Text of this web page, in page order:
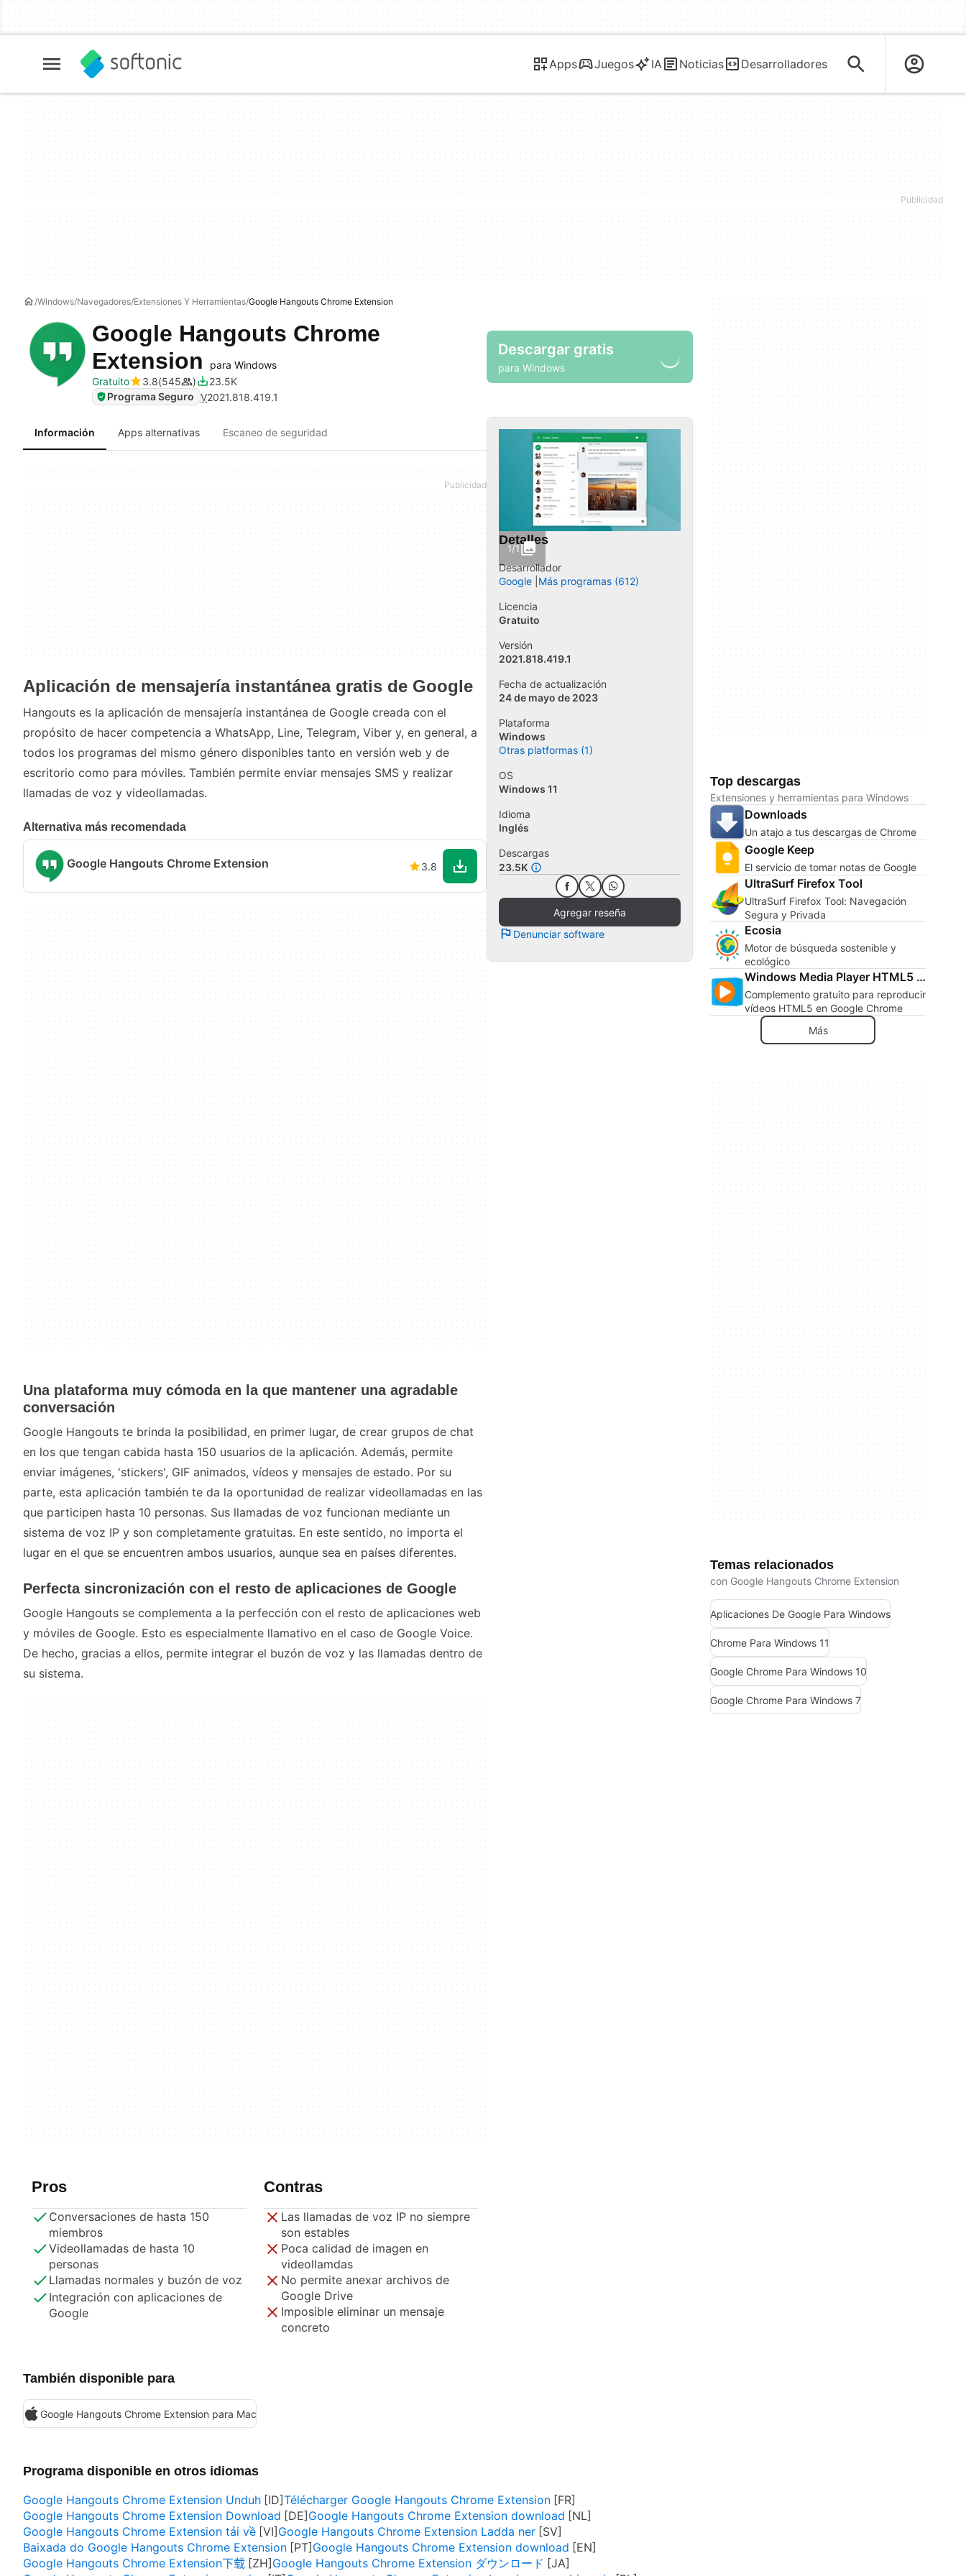
Apps Juegos IA Noticias Desarrolladores
Windows Navegadores Extensiones Y Herramientas Google Hangouts Chrome Extension
Google Hangouts Chrome
Extension
para Windows
Gratuito
3.8 545
23.5K
Programa Seguro V2021.818.419.1
Descargar gratis
para Windows
Información Apps alternativas Escaneo de seguridad
Aplicación de mensajería instantánea gratis de Google
Hangouts es la aplicación de mensajería instantánea de Google creada con el
propósito de hacer competencia a WhatsApp, Line, Telegram, Viber y, en general, a
todos los programas del mismo género disponibles tanto en versión web y de
escritorio como para móviles. También permite enviar mensajes SMS y realizar
llamadas de voz y videollamadas.
Alternativa más recomendada
Google Hangouts Chrome Extension 3.8
Una plataforma muy cómoda en la que mantener una agradable
conversación
Google Hangouts te brinda la posibilidad, en primer lugar, de crear grupos de chat
en los que tengan cabida hasta 150 usuarios de la aplicación. Además, permite
enviar imágenes, 'stickers', GIF animados, vídeos y mensajes de estado. Por su
parte, esta aplicación también te da la oportunidad de realizar videollamadas en las
que participen hasta 10 personas. Sus llamadas de voz funcionan mediante un
sistema de voz IP y son completamente gratuitas. En este sentido, no importa el
lugar en el que se encuentren ambos usuarios, aunque sea en países diferentes.
Perfecta sincronización con el resto de aplicaciones de Google
Google Hangouts se complementa a la perfección con el resto de aplicaciones web
y móviles de Google. Esto es especialmente llamativo en el caso de Google Voice.
De hecho, gracias a ellos, permite integrar el buzón de voz y las llamadas dentro de
su sistema.
Pros
Conversaciones de hasta 150
miembros
Videollamadas de hasta 10
personas
Llamadas normales y buzón de voz
Integración con aplicaciones de
Google
Contras
Las llamadas de voz IP no siempre
son estables
Poca calidad de imagen en
videollamdas
No permite anexar archivos de
Google Drive
Imposible eliminar un mensaje
concreto
1/1
Detalles
Desarrollador
Google Más programas (612)
Licencia
Gratuito
Versión
2021.818.419.1
Fecha de actualización
24 de mayo de 2023
Plataforma
Windows
Otras platformas (1)
OS
Windows 11
Idioma
Inglés
Descargas
23.5K
Agregar reseña
Denunciar software
También disponible para
Google Hangouts Chrome Extension para Mac
Programa disponible en otros idiomas
Google Hangouts Chrome Extension Unduh
Télécharger Google Hangouts Chrome Extension
Google Hangouts Chrome Extension Download
Google Hangouts Chrome Extension download
Google Hangouts Chrome Extension tải về
Google Hangouts Chrome Extension Ladda ner
Baixada do Google Hangouts Chrome Extension
Google Hangouts Chrome Extension download
Google Hangouts Chrome Extension下载
Google Hangouts Chrome Extension ダウンロード
Top descargas
Extensiones y herramientas para Windows
Downloads
Un atajo a tus descargas de Chrome
Google Keep
El servicio de tomar notas de Google
UltraSurf Firefox Tool
UltraSurf Firefox Tool: Navegación
Segura y Privada
Ecosia
Motor de búsqueda sostenible y
ecológico
Windows Media Player HTML5 Extension for Chrome
Complemento gratuito para reproducir
vídeos HTML5 en Google Chrome
Más
Temas relacionados
con Google Hangouts Chrome Extension
Aplicaciones De Google Para Windows
Chrome Para Windows 11
Google Chrome Para Windows 10
Google Chrome Para Windows 7